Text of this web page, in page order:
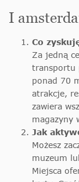
I
Co
Za jedną
transportu
ponad 70
atrakcje,
zawiera
magazyny
Jak
Możesz
muzeum
Miejsca